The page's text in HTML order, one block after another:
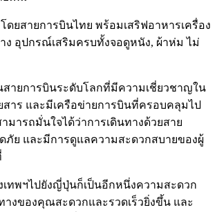
โดยสายการบินไทย พร้อมเสริฟอาหารเครื่อง
ง อุปกรณ์เสริมครบทั้งจอดูหนัง, ผ้าห่ม ไม่
สายการบินระดับโลกที่มีความเชี่ยวชาญใน
สาร และมีเครือข่ายการบินที่ครอบคลุมไป
ารถมั่นใจได้ว่าการเดินทางด้วยสาย
ภัย และมีการดูแลความสะดวกสบายของผู้
เทพฯไปยังญี่ปุ่นก็เป็นอีกหนึ่งความสะดวก
างของคุณสะดวกและรวดเร็วยิ่งขึ้น และ